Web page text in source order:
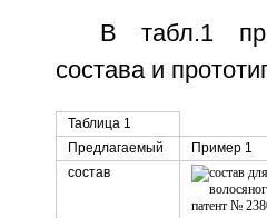
В табл.1
состава и
Таблица 1
Предлагаемый
Пример 1
состав